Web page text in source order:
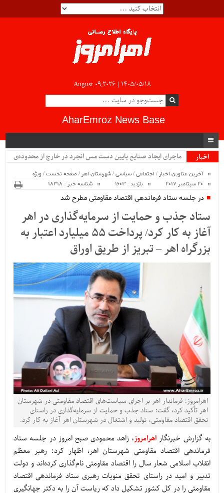
August 09,2026 | ۱۴۰۵/۰۵/۱۸
AharEmroz News Base
اخبار
ماجرای ایجاد صنایع پایین دست مس انجرد در خارج از محدوده‌ی
آخرین عناوین اخبار / اجتماعی/سیاسی/شهرستان اهر /صفحه نخست/ ویژه
بازدید : 1603 شناسه خبر : 18318
در جلسه ستاد فرماندهی اقتصاد مقاومتی مطرح شد
ستاد جذب و حمایت از سرمایه‌گذاری در اهر
آغاز به کار کرد/ پرداخت 55 میلیارد اعتبار به
بزرگراه اهر – تبریز از طریق اوراق
اهرامروز: فرماندار اهر بر اجرای سیاست‌های اقتصاد مقاومتی در شهرستان
اهر تأکید کرد، گفت: ستاد جذب و حمایت از سرمایه‌گذاری در راستای
تحقق اقتصاد مقاومتی، تولید و اشتغال در شهرستان اهر آغاز به کار کرد.
به گزارش خبرنگار اهرامروز، زاهد محمودی صبح امروز در جلسه ستاد
فرماندهی اقتصاد مقاومتی شهرستان اهر، اظهار کرد: رهبر معظم
انقلاب اسلامی شعار سال را اقتصاد مقاومتی نام‌گذاری کرده‌اند و دولت
تدبیر و امید در راستای تحقق منویات رهبری ستاد فرماندهی اقتصاد
مقاومتی را در کل کشور تشکیل داد که ریاست آن را به دکتر جهانگیری